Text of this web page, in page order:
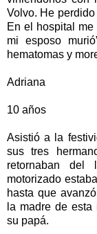
Volvo. He
En el hospital
mi esposo
hematomas y
Adriana
10 años
Asistió a la
sus tres
retornaban del
motorizado
hasta que
la madre de
su papá.